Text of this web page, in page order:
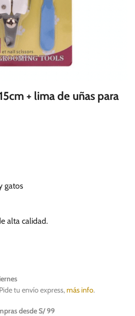
+ lima de uñas para
gatos
alta calidad.
tu envío express,más info.
desde S/ 99